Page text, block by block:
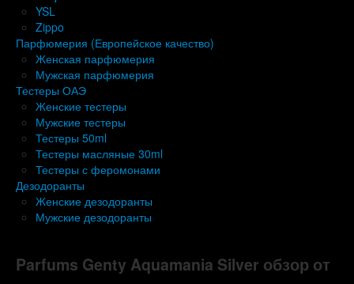
YSL
Zippo
Парфюмерия (Европейское качество)
Женская парфюмерия
Мужская парфюмерия
Тестеры ОАЭ
Женские тестеры
Мужские тестеры
Тестеры 50ml
Тестеры масляные 30ml
Тестеры с феромонами
Дезодоранты
Женские дезодоранты
Мужские дезодоранты
Parfums Genty Aquamania Silver обзор от